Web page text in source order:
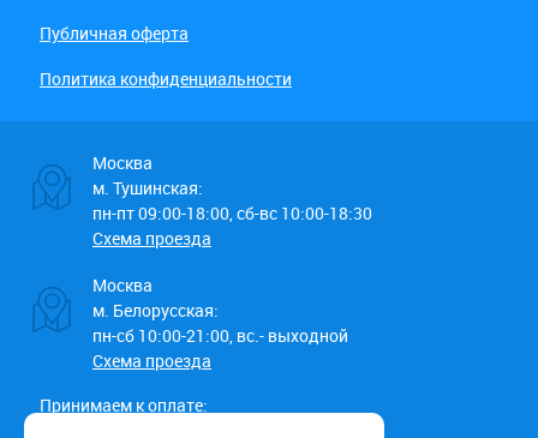
Публичная оферта
Политика конфиденциальности
Москва
м. Тушинская:
пн-пт 09:00-18:00, сб-вс 10:00-18:30
Схема проезда
Москва
м. Белорусская:
пн-сб 10:00-21:00, вс.- выходной
Схема проезда
Принимаем к оплате: